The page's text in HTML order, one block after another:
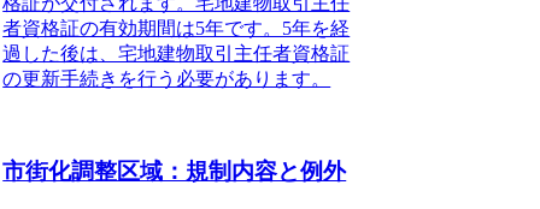
者資格証の有効期間は5年です。5年を経
過した後は、宅地建物取引主任者資格証
の更新手続きを行う必要があります。
市街化調整区域：規制内容と例外